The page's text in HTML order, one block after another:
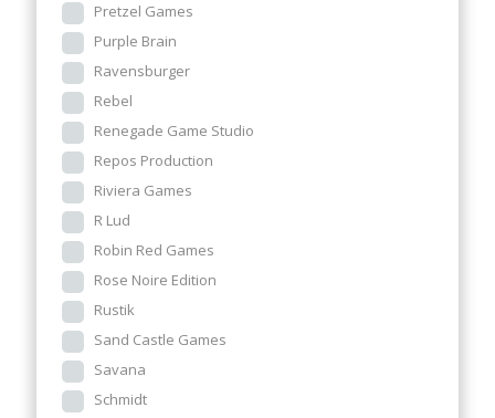
Pretzel Games
Purple Brain
Ravensburger
Rebel
Renegade Game Studio
Repos Production
Riviera Games
R Lud
Robin Red Games
Rose Noire Edition
Rustik
Sand Castle Games
Savana
Schmidt